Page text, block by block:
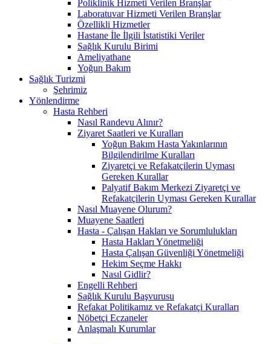
Poliklinik Hizmeti Verilen Branşlar
Laboratuvar Hizmeti Verilen Branşlar
Özellikli Hizmetler
Hastane İle İlgili İstatistiki Veriler
Sağlık Kurulu Birimi
Ameliyathane
Yoğun Bakım
Sağlık Turizmi
Şehrimiz
Yönlendirme
Hasta Rehberi
Nasıl Randevu Alınır?
Ziyaret Saatleri ve Kuralları
Yoğun Bakım Hasta Yakınlarının
Bilgilendirilme Kuralları
Ziyaretçi ve Refakatçilerin Uyması
Gereken Kurallar
Palyatif Bakım Merkezi Ziyaretçi ve
Refakatçilerin Uyması Gereken Kurallar
Nasıl Muayene Olurum?
Muayene Saatleri
Hasta - Çalışan Hakları ve Sorumlulukları
Hasta Hakları Yönetmeliği
Hasta Çalışan Güvenliği Yönetmeliği
Hekim Seçme Hakkı
Nasıl Gidlir?
Engelli Rehberi
Sağlık Kurulu Başvurusu
Refakat Politikamız ve Refakatçi Kuralları
Nöbetçi Eczaneler
Anlaşmalı Kurumlar